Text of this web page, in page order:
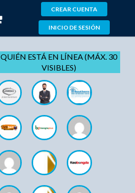
CREAR CUENTA
INICIO DE SESIÓN
QUIÉN ESTÁ EN LÍNEA (MÁX. 30
VISIBLES)